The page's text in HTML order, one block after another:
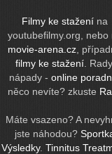
Filmy ke stažení na
youtubefilmy.org, nebo
movie-arena.cz ,
filmy ke stažení. Rady,
nápady -online
něco nevíte? zkuste
Máte vsazeno? A
jste náhodou?
Výsledky.Tinnitus